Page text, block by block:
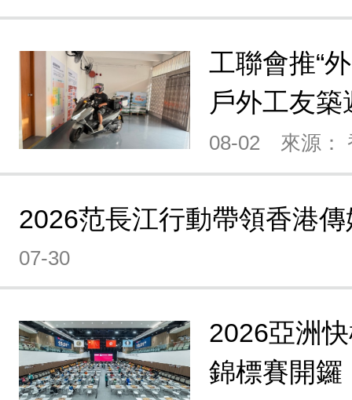
工聯會推“
戶外工友築
08-02 來源：
2026范長江行動帶領香港
07-30
2026亞洲
錦標賽開鑼